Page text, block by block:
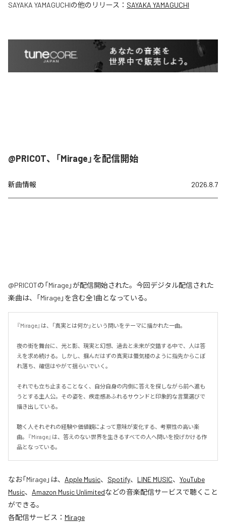
SAYAKA YAMAGUCHIの他のリリース： SAYAKA YAMAGUCHI
@PRICOT、「Mirage」を配信開始
新曲情報 2026.8.7
@PRICOTの「Mirage」が配信開始された。今回デジタル配信された
楽曲は、「Mirage」を含む全1曲となっている。
『Mirage』は、「真実とは何か」という問いをテーマに描かれた一曲。
夜の街を舞台に、光と影、現実と幻想、過去と未来が交錯する中で、人は答
えを求め続ける。しかし、掴んだはずの真実は蜃気楼のように指先からこぼ
れ落ち、確信はやがて揺らいでいく。
それでも立ち止まることなく、自分自身の内側に答えを探しながら前へ進も
うとする主人公。その姿を、疾走感あふれるサウンドと印象的な言葉選びで
描き出している。
聴く人それぞれの経験や価値観によって意味が変化する、考察性の高い楽
曲。『Mirage』は、答えのない世界を生きるすべての人へ問いを投げかける作
品となっている。
なお「Mirage」は、 Apple Music、 Spotify、 LINE MUSIC、 YouTube
Music、 Amazon Music Unlimitedなどの音楽配信サービスで聴くこと
ができる。
各配信サービス： Mirage